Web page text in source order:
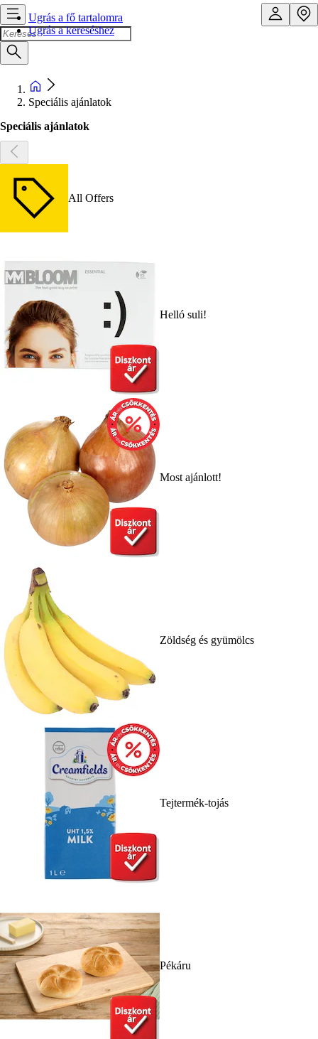
Ugrás a fő tartalomra
Ugrás a kereséshez
Speciális ajánlatok
Speciális ajánlatok
All Offers
Helló suli!
Most ajánlott!
Zöldség és gyümölcs
Tejtermék-tojás
Pékáru